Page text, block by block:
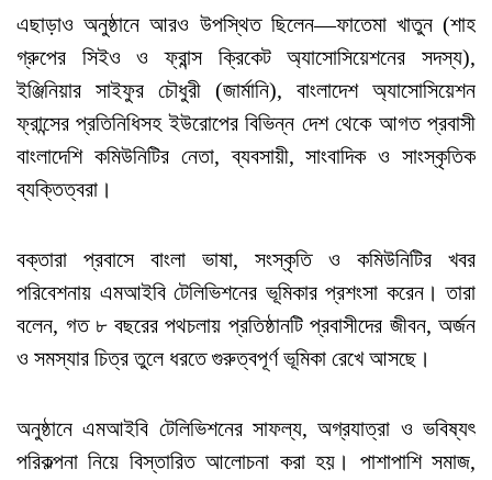
এছাড়াও অনুষ্ঠানে আরও উপস্থিত ছিলেন—ফাতেমা খাতুন (শাহ
গ্রুপের সিইও ও ফ্রান্স ক্রিকেট অ্যাসোসিয়েশনের সদস্য),
ইঞ্জিনিয়ার সাইফুর চৌধুরী (জার্মানি), বাংলাদেশ অ্যাসোসিয়েশন
ফ্রান্সের প্রতিনিধিসহ ইউরোপের বিভিন্ন দেশ থেকে আগত প্রবাসী
বাংলাদেশি কমিউনিটির নেতা, ব্যবসায়ী, সাংবাদিক ও সাংস্কৃতিক
ব্যক্তিত্বরা।
বক্তারা প্রবাসে বাংলা ভাষা, সংস্কৃতি ও কমিউনিটির খবর
পরিবেশনায় এমআইবি টেলিভিশনের ভূমিকার প্রশংসা করেন। তারা
বলেন, গত ৮ বছরের পথচলায় প্রতিষ্ঠানটি প্রবাসীদের জীবন, অর্জন
ও সমস্যার চিত্র তুলে ধরতে গুরুত্বপূর্ণ ভূমিকা রেখে আসছে।
অনুষ্ঠানে এমআইবি টেলিভিশনের সাফল্য, অগ্রযাত্রা ও ভবিষ্যৎ
পরিকল্পনা নিয়ে বিস্তারিত আলোচনা করা হয়। পাশাপাশি সমাজ,